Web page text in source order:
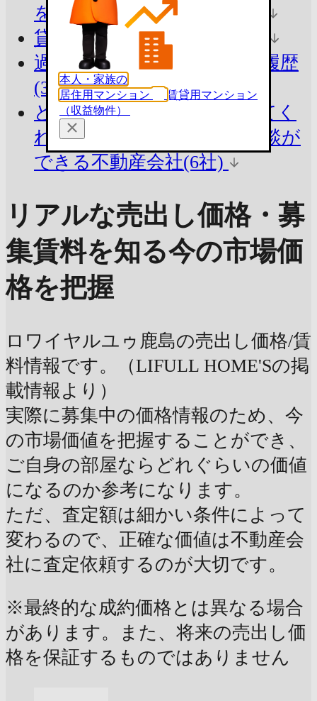
を知る 今の市場価格を把握
貸したらいくら？
過去の賃料を知る
賃貸掲載履歴
(37件)
どんな不動産会社が査定してく
れるのか見る
査定・買取相談が
できる不動産会社(6社)
リアルな売出し価格・募
集賃料を知る今の市場価
格を把握
ロワイヤルユゥ鹿島の売出し価格/賃
料情報です。（LIFULL HOME'Sの掲
載情報より）
実際に募集中の価格情報のため、今
の市場価値を把握することができ、
ご自身の部屋ならどれぐらいの価値
になるのか参考になります。
ただ、査定額は細かい条件によって
変わるので、正確な価値は不動産会
社に査定依頼するのが大切です。
※最終的な成約価格とは異なる場合
があります。また、将来の売出し価
格を保証するものではありません
本人・家族の
居住用マンション
賃貸用マンション
（収益物件）